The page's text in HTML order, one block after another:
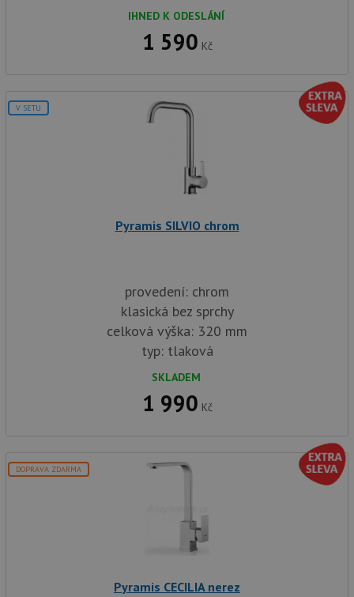
IHNED K ODESLÁNÍ
1 590 Kč
V SETU
Pyramis SILVIO chrom
provedení: chrom
klasická bez sprchy
celková výška: 320 mm
typ: tlaková
SKLADEM
1 990 Kč
DOPRAVA ZDARMA
Pyramis CECILIA nerez